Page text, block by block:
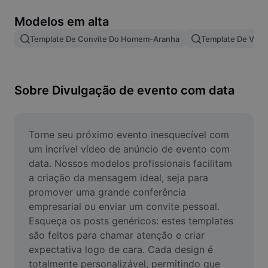
Mesclar imagens
Redimensionar Imagem
Criador de Memes
AI Text Remover
AI People Remover
AI Inpainting
Face Cutout
Modelos em alta
Template De Convite Do Homem-Aranha Template De
Sobre Divulgação de evento com data
Torne seu próximo evento inesquecível com
um incrível vídeo de anúncio de evento com
data. Nossos modelos profissionais facilitam
a criação da mensagem ideal, seja para
promover uma grande conferência
empresarial ou enviar um convite pessoal.
Esqueça os posts genéricos: estes templates
são feitos para chamar atenção e criar
expectativa logo de cara. Cada design é
totalmente personalizável, permitindo que